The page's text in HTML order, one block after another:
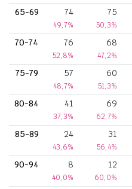
65-69 74
49,7%
75
50,3%
70-74 76
52,8%
68
47,2%
75-79 57
48,7%
60
51,3%
80-84 41
37,3%
69
62,7%
85-89 24
43,6%
31
56,4%
90-94 8
40,0%
12
60,0%